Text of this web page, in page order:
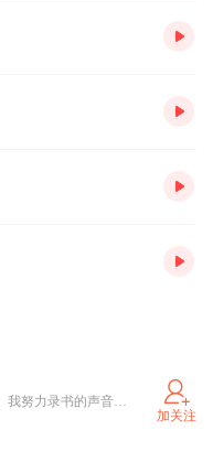
李满超老师 线下高研班优秀学员。我努力录书的声音你听到了吗？最近新书 不断，欢迎收听 点关注呀
加关注